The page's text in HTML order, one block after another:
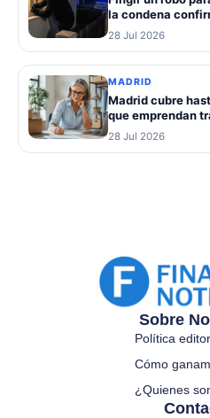
la condena
28 Jul 2026
MADRID
Madrid cubre
que emprendan
28 Jul 2026
Sobre
Política
Cómo
¿Quienes